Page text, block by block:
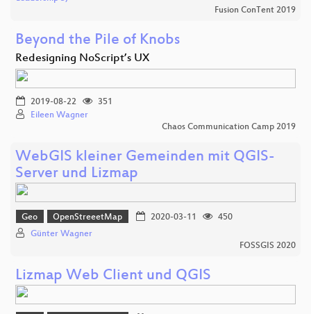
Fusion ConTent 2019
Beyond the Pile of Knobs
Redesigning NoScript’s UX
2019-08-22
351
Eileen Wagner
Chaos Communication Camp 2019
WebGIS kleiner Gemeinden mit QGIS-
Server und Lizmap
Geo OpenStreeetMap 2020-03-11
450
Günter Wagner
FOSSGIS 2020
Lizmap Web Client und QGIS